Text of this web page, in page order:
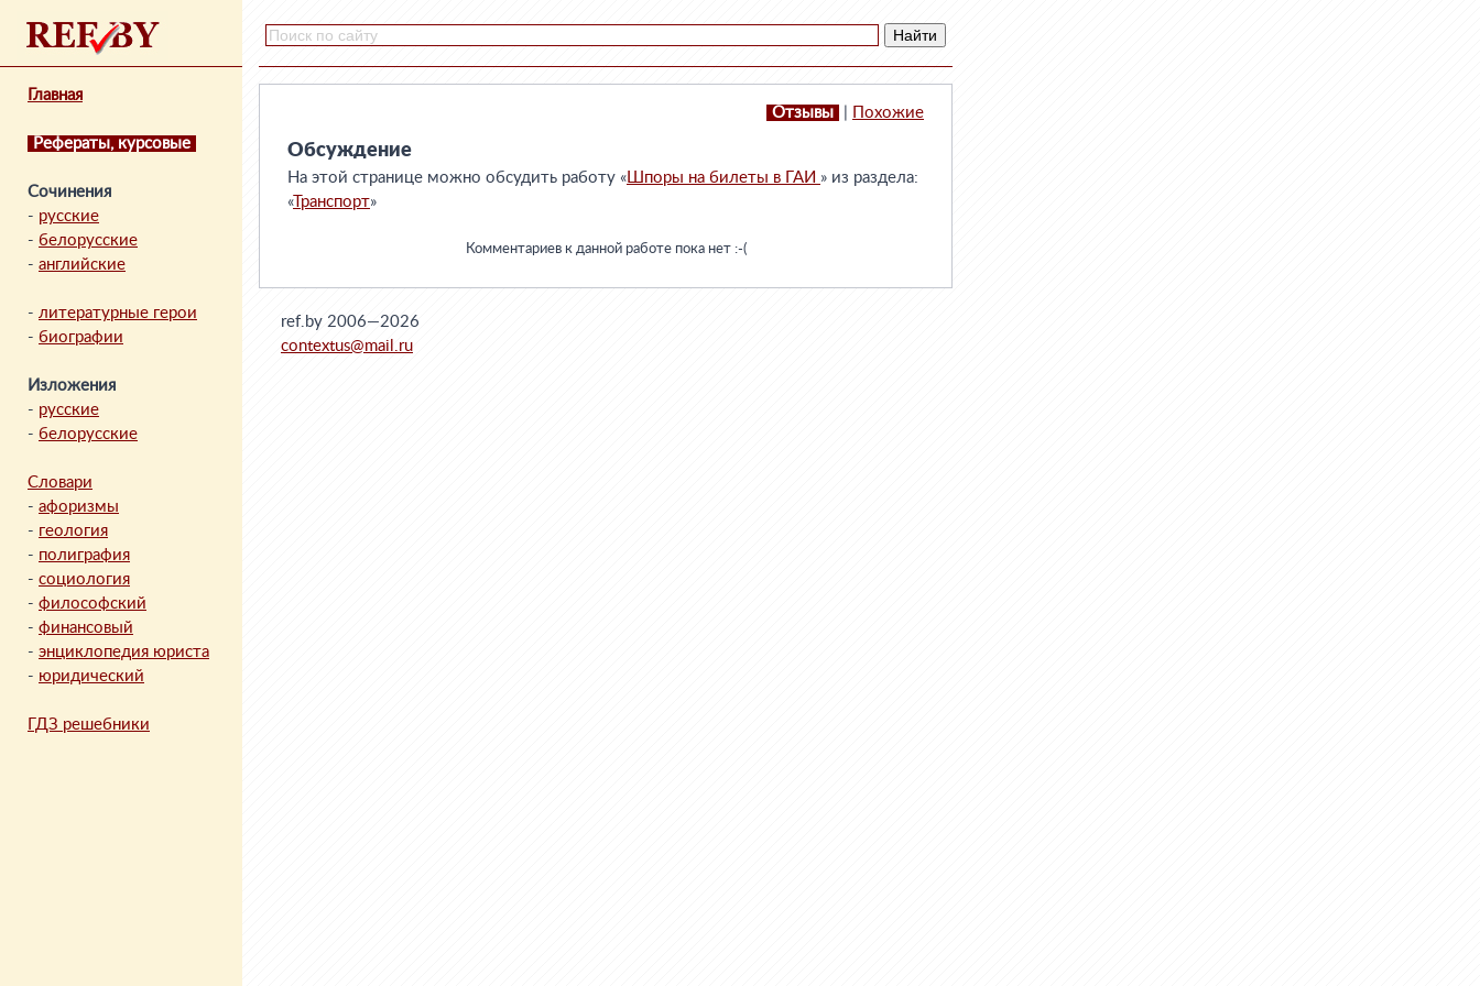
Главная
Рефераты, курсовые
Сочинения
- русские
- белорусские
- английские
- литературные герои
- биографии
Изложения
- русские
- белорусские
Словари
- афоризмы
- геология
- полиграфия
- социология
- философский
- финансовый
- энциклопедия юриста
- юридический
ГДЗ решебники
Отзывы Похожие
Обсуждение
На этой странице можно обсудить работу «Шпоры на билеты в ГАИ » из раздела:
«Транспорт»
Комментариев к данной работе пока нет :-(
ref.by 2006—2026
contextus@mail.ru